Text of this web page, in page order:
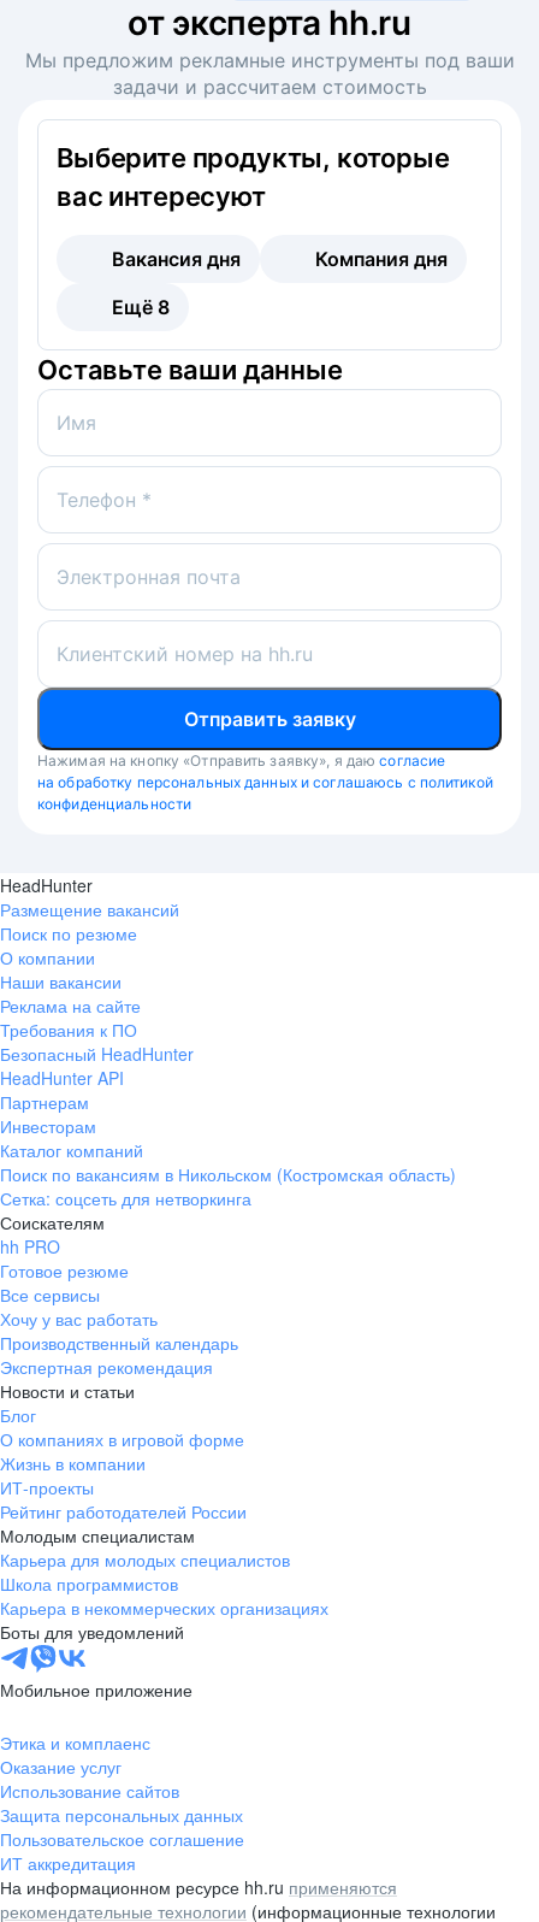
от эксперта hh.ru
Мы предложим рекламные инструменты под ваши
задачи и рассчитаем стоимость
Выберите продукты, которые
вас интересуют
Вакансия дня
Компания дня
Ещё 8
Оставьте ваши данные
Имя
Телефон *
Электронная почта
Клиентский номер на hh.ru
Отправить заявку
Нажимая на кнопку «Отправить заявку», я даю согласие
на обработку персональных данных и соглашаюсь с политикой
конфиденциальности
HeadHunter
Размещение вакансий
Поиск по резюме
О компании
Наши вакансии
Реклама на сайте
Требования к ПО
Безопасный HeadHunter
HeadHunter API
Партнерам
Инвесторам
Каталог компаний
Поиск по вакансиям в Никольском (Костромская область)
Сетка: соцсеть для нетворкинга
Соискателям
hh PRO
Готовое резюме
Все сервисы
Хочу у вас работать
Производственный календарь
Экспертная рекомендация
Новости и статьи
Блог
О компаниях в игровой форме
Жизнь в компании
ИТ-проекты
Рейтинг работодателей России
Молодым специалистам
Карьера для молодых специалистов
Школа программистов
Карьера в некоммерческих организациях
Боты для уведомлений
Мобильное приложение
Этика и комплаенс
Оказание услуг
Использование сайтов
Защита персональных данных
Пользовательское соглашение
ИТ аккредитация
На информационном ресурсе hh.ru применяются
рекомендательные технологии (информационные технологии